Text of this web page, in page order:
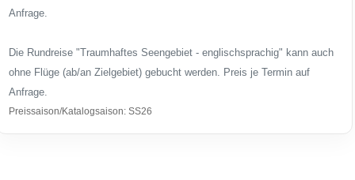
Anfrage.
Die Rundreise "Traumhaftes Seengebiet - englischsprachig" kann auch
ohne Flüge (ab/an Zielgebiet) gebucht werden. Preis je Termin auf
Anfrage.
Preissaison/Katalogsaison: SS26